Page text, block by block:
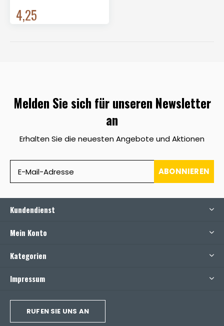
4,25
Melden Sie sich für unseren Newsletter
an
Erhalten Sie die neuesten Angebote und Aktionen
ABONNIEREN
Kundendienst
Mein Konto
Kategorien
Impressum
RUFEN SIE UNS AN